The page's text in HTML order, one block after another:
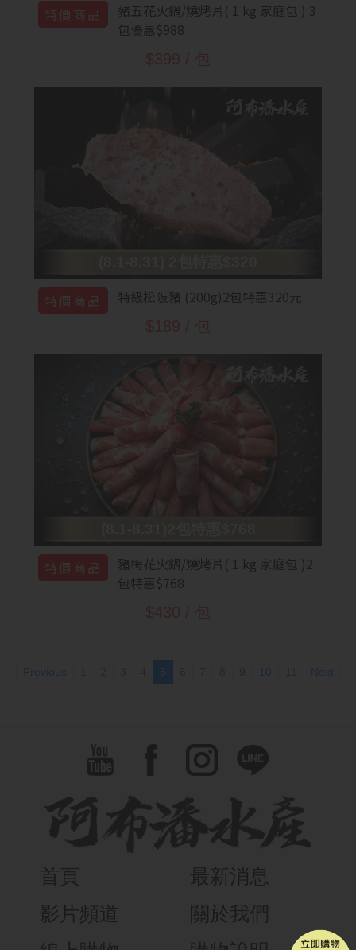
特價商品
豬五花火鍋/燒烤片( 1 kg 家庭包 ) 3
包優惠$988
特價商品 特級松阪豬 (200g)2包特惠320元
特價商品
豬梅花火鍋/燒烤片( 1 kg 家庭包 )2
包特惠$768
Previous 1 2 3 4 5(current)
6 7 8 9 10 11 Next
首頁
最新消息
影片頻道
關於我們